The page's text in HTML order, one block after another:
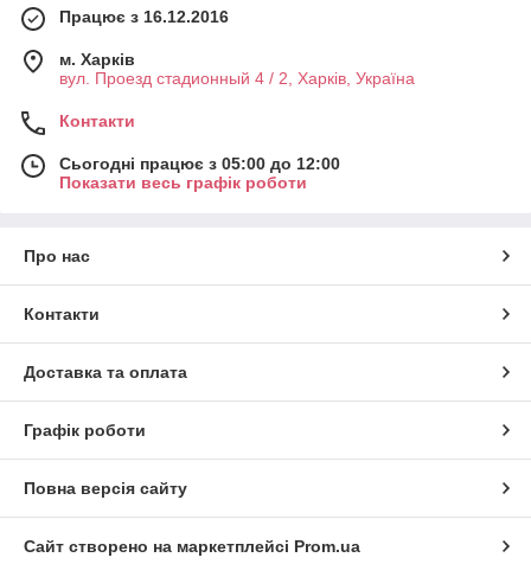
Працює з 16.12.2016
м. Харків
вул. Проезд стадионный 4 / 2, Харків, Україна
Контакти
Сьогодні працює з 05:00 до 12:00
Показати весь графік роботи
Про нас
Контакти
Доставка та оплата
Графік роботи
Повна версія сайту
Сайт створено на маркетплейсі Prom.ua